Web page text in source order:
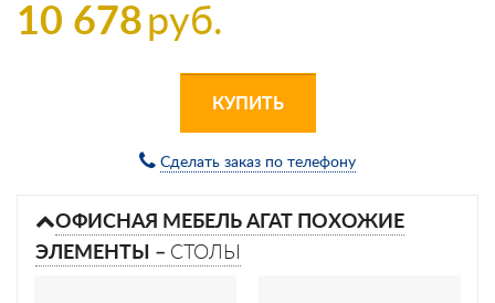
10 678руб.
КУПИТЬ
Сделать заказ по телефону
ОФИСНАЯ МЕБЕЛЬ АГАТ ПОХОЖИЕ
ЭЛЕМЕНТЫ – СТОЛЫ